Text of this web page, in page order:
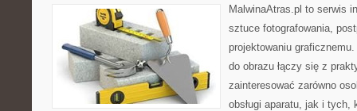
MalwinaAtras.pl to serwis
sztuce fotografowania,
projektowaniu
do obrazu łączy się z
zainteresować zarówno
obsługi aparatu, jak i